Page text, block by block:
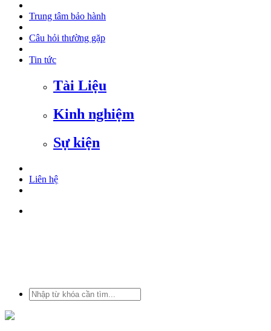
Trung tâm bảo hành
Câu hỏi thường gặp
Tin tức
Tài Liệu
Kinh nghiệm
Sự kiện
Liên hệ